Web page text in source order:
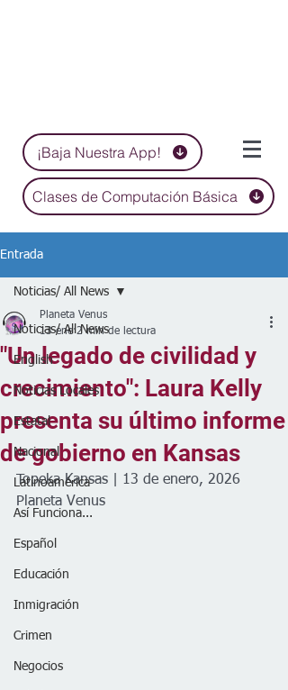
¡Baja Nuestra App!
Clases de Computación Básica
Entrada
Noticias/ All News
English
Noticias Locales
Estatal
Nacional
Latinoamérica
Así Funciona...
Español
Educación
Inmigración
Crimen
Negocios
Noticias/ All News
"Un legado de civilidad y
crecimiento": Laura Kelly
presenta su último informe
de gobierno en Kansas
Planeta Venus
13 ene 2 min de lectura
Topeka Kansas | 13 de enero, 2026
Planeta Venus